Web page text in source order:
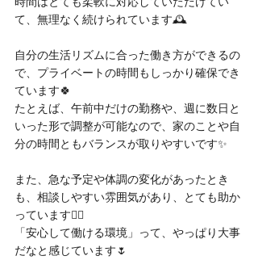
て、無理なく続けられています🕰️
自分の生活リズムに合った働き方ができるの
で、プライベートの時間もしっかり確保でき
ています🍀
たとえば、午前中だけの勤務や、週に数日と
いった形で調整が可能なので、家のことや自
分の時間ともバランスが取りやすいです✨
また、急な予定や体調の変化があったとき
も、相談しやすい雰囲気があり、とても助か
っています🙆‍♀️
「安心して働ける環境」って、やっぱり大事
だなと感じています🌷